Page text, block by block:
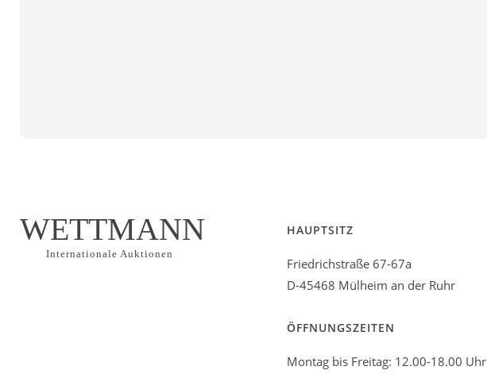
WETTMANN
Internationale Auktionen
HAUPTSITZ
Friedrichstraße 67-67a
D-45468 Mülheim an der Ruhr
ÖFFNUNGSZEITEN
Montag bis Freitag: 12.00-18.00 Uhr